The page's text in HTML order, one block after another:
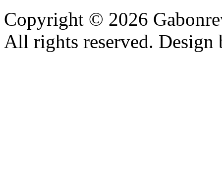
Copyright © 2026
All rights reserved.